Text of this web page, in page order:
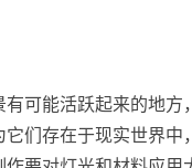
有可能活跃起来的地
它们存在于现实世界